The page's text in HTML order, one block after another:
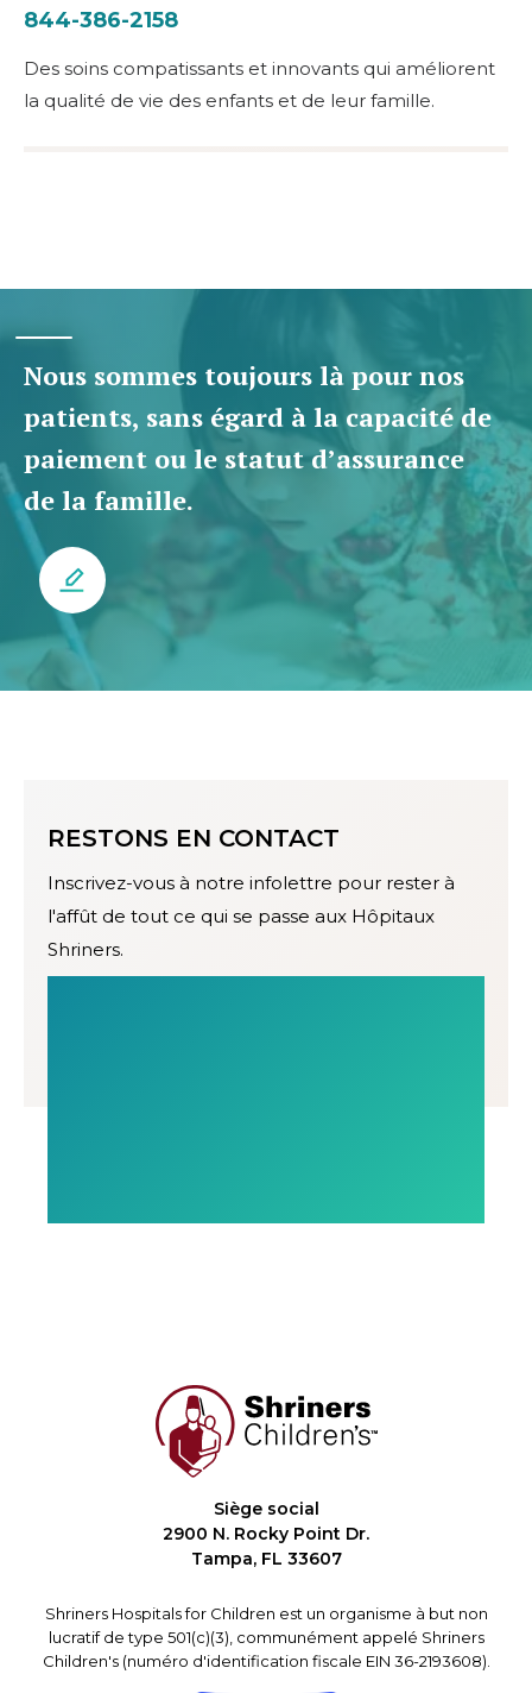
844-386-2158
Des soins compatissants et innovants qui améliorent
la qualité de vie des enfants et de leur famille.
Nous sommes toujours là pour nos
patients, sans égard à la capacité de
paiement ou le statut d’assurance
de la famille.
RESTONS EN CONTACT
Inscrivez-vous à notre infolettre pour rester à
l'affût de tout ce qui se passe aux Hôpitaux
Shriners.
Siège social
2900 N. Rocky Point Dr.
Tampa, FL 33607
Shriners Hospitals for Children est un organisme à but non
lucratif de type 501(c)(3), communément appelé Shriners
Children's (numéro d'identification fiscale EIN 36-2193608).